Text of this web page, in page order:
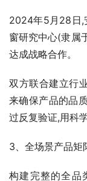
2024年5月28日,
窗研究中心(隶属
达成战略合作。
双方联合建立行
来确保产品的品
过反复验证,用科
3、全场景产品矩
构建完整的全品